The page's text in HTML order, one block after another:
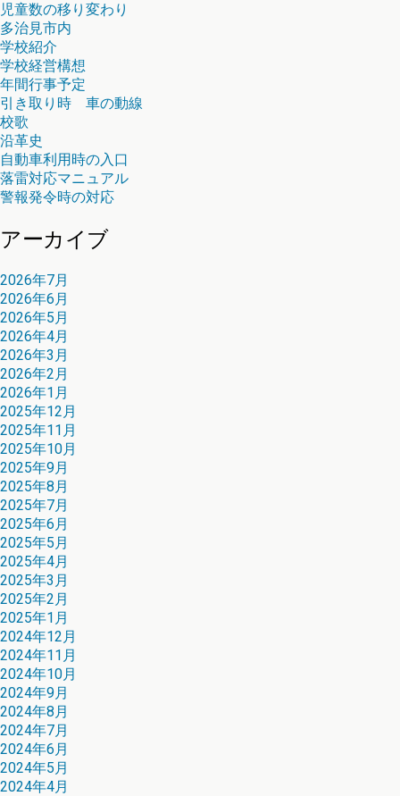
児童数の移り変わり
多治見市内
学校紹介
学校経営構想
年間行事予定
引き取り時 車の動線
校歌
沿革史
自動車利用時の入口
落雷対応マニュアル
警報発令時の対応
アーカイブ
2026年7月
2026年6月
2026年5月
2026年4月
2026年3月
2026年2月
2026年1月
2025年12月
2025年11月
2025年10月
2025年9月
2025年8月
2025年7月
2025年6月
2025年5月
2025年4月
2025年3月
2025年2月
2025年1月
2024年12月
2024年11月
2024年10月
2024年9月
2024年8月
2024年7月
2024年6月
2024年5月
2024年4月